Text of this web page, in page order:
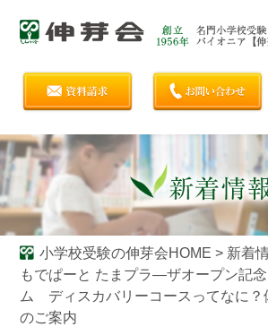
小学校受験の伸芽会HOME > 新着
もでぱーと たまプラ―ザオープン記
ム ディスカバリーコースってなに？
のご案内